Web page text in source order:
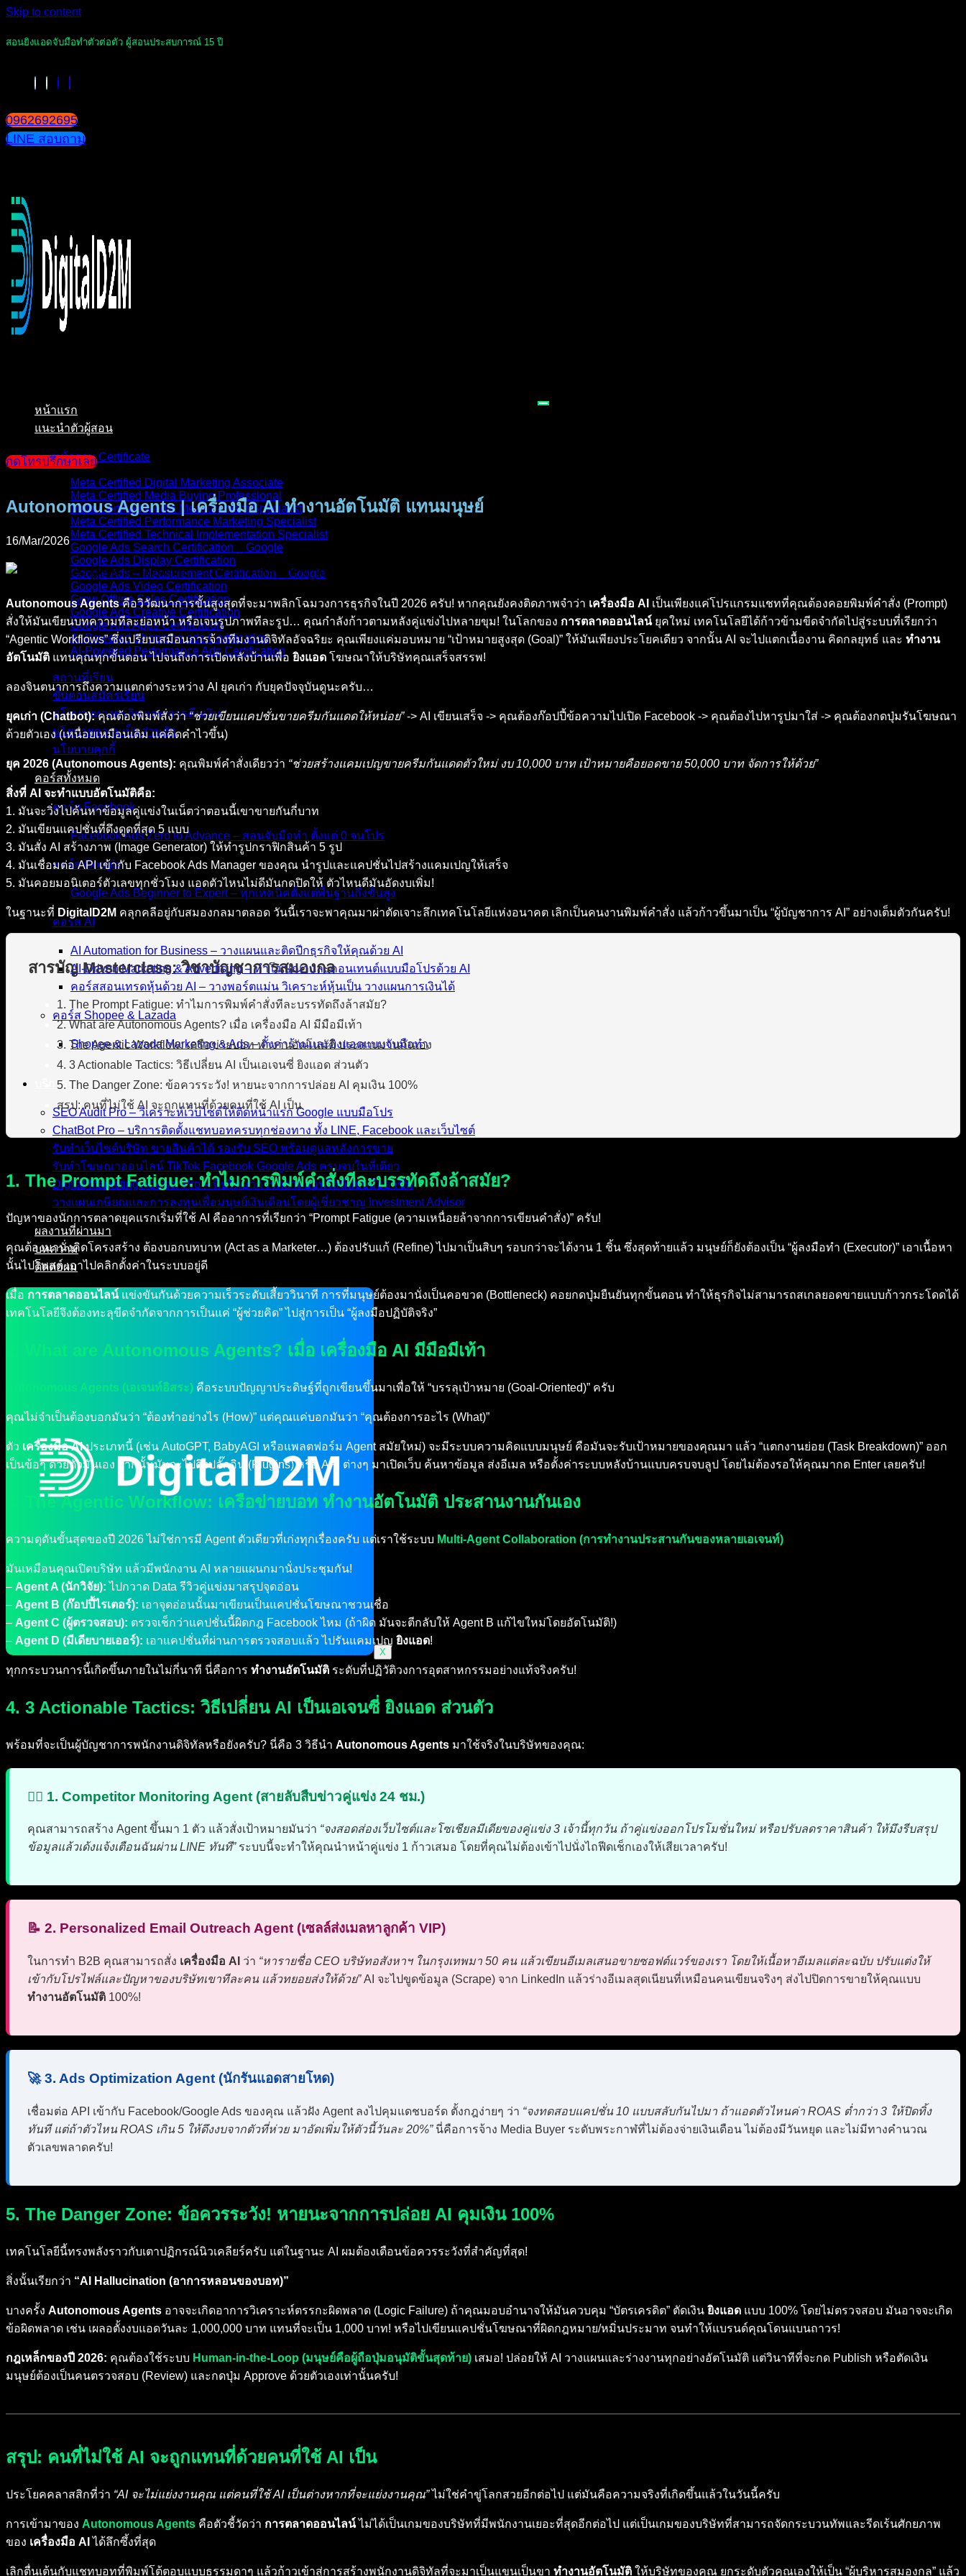
Skip to content
สอนยิงแอดจับมือทำตัวต่อตัว ผู้สอนประสบการณ์ 15 ปี
0962692695
LINE สอบถาม
หน้าแรก
แนะนำตัวผู้สอน
หน้ารวม Certificate
Meta Certified Digital Marketing Associate
Meta Certified Media Buying Professional
Meta Certified Media Measurement Specialist
Meta Certified Performance Marketing Specialist
Meta Certified Technical Implementation Specialist
Google Ads Search Certification _ Google
Google Ads Display Certification
Google Ads – Measurement Certification _ Google
Google Ads Video Certification
Grow Offline Sales Certification
Google Ads Creative Certification
Google Ads Apps Certification
AI-Powered Shopping ads Certification
AI-Powered Performance Ads Certification
สถานที่เรียน
ขั้นตอนสมัครเรียน
นโยบายทางธุรกิจ และ การคืนเงิน
นโยบายความเป็นส่วนตัว
นโยบายคุกกี้
คอร์สทั้งหมด
คอร์ส Facebook
Facebook Ads Zero to Advance – สอนจับมือทำ ตั้งแต่ 0 จนโปร
คอร์ส Google
Google Ads Beginner to Expert – ทุกเทคนิคตั้งแต่พื้นฐานถึงขั้นสูง
คอร์ส AI
AI Automation for Business – วางแผนและติดปีกธุรกิจให้คุณด้วย AI
AI-Driven Marketing & Advertising – ทำโฆษณาและคอนเทนต์แบบมือโปรด้วย AI
คอร์สสอนเทรดหุ้นด้วย AI – วางพอร์ตแม่น วิเคราะห์หุ้นเป็น วางแผนการเงินได้
คอร์ส Shopee & Lazada
Shopee & Lazada Marketing & Ads – ตั้งค่าร้านและยิงแอดแบบจับมือทำ
บริการของเรา
SEO Audit Pro – วิเคราะห์เว็บไซต์ให้ติดหน้าแรก Google แบบมือโปร
ChatBot Pro – บริการติดตั้งแชทบอทครบทุกช่องทาง ทั้ง LINE, Facebook และเว็บไซต์
รับทำเว็บไซต์บริษัท ขายสินค้าได้ รองรับ SEO พร้อมดูแลหลังการขาย
รับทำโฆษณาออนไลน์ TikTok Facebook Google Ads ครบจบในที่เดียว
Digital Marketing Advisor Pro – ที่ปรึกษาการตลาดออนไลน์แบบมืออาชีพ
วางแผนเกษียณและการลงทุนเพื่อมนุษย์เงินเดือนโดยผู้เชี่ยวชาญ Investment Advisor
ผลงานที่ผ่านมา
บทความ
ติดต่อผม
X
กดโทรปรึกษาเลย
Autonomous Agents | เครื่องมือ AI ทำงานอัตโนมัติ แทนมนุษย์
16/Mar/2026
Autonomous Agentsคือวิวัฒนาการขั้นสูงสุดที่จะมาพลิกโฉมวงการธุรกิจในปี 2026 ครับ! หากคุณยังคงติดภาพจำว่า เครื่องมือ AI เป็นเพียงแค่โปรแกรมแชทที่คุณต้องคอยพิมพ์คำสั่ง (Prompt)
สั่งให้มันเขียนบทความทีละย่อหน้า หรือเจนรูปภาพทีละรูป… คุณกำลังก้าวตามหลังคู่แข่งไปหลายขุม! ในโลกของ การตลาดออนไลน์ยุคใหม่ เทคโนโลยีได้ก้าวข้ามขีดจำกัดไปสู่ระบบที่เรียกว่า
“Agentic Workflows” ซึ่งเปรียบเสมือนการจ้างทีมงานดิจิทัลอัจฉริยะ คุณเพียงแค่มอบหมาย “เป้าหมายสูงสุด (Goal)” ให้มันเพียงประโยคเดียว จากนั้น AI จะไปแตกเนื้องาน คิดกลยุทธ์ และ ทำงาน
อัตโนมัติ แทนคุณทุกขั้นตอน ไปจนถึงการเปิดหลังบ้านเพื่อ ยิงแอด โฆษณาให้บริษัทคุณเสร็จสรรพ!
ลองจินตนาการถึงความแตกต่างระหว่าง AI ยุคเก่า กับยุคปัจจุบันดูนะครับ…
ยุคเก่า (Chatbot):คุณต้องพิมพ์สั่งว่า“ช่วยเขียนแคปชั่นขายครีมกันแดดให้หน่อย”-> AI เขียนเสร็จ -> คุณต้องก๊อปปี้ข้อความไปเปิด Facebook -> คุณต้องไปหารูปมาใส่ -> คุณต้องกดปุ่มรันโฆษณา
ด้วยตัวเอง (เหนื่อยเหมือนเดิม แค่คิดคำไวขึ้น)
ยุค 2026 (Autonomous Agents): คุณพิมพ์คำสั่งเดียวว่า “ช่วยสร้างแคมเปญขายครีมกันแดดตัวใหม่ งบ 10,000 บาท เป้าหมายคือยอดขาย 50,000 บาท จัดการให้ด้วย”
สิ่งที่ AI จะทำแบบอัตโนมัติคือ:
1. มันจะวิ่งไปค้นหาข้อมูลคู่แข่งในเน็ตว่าตอนนี้เขาขายกันกี่บาท
2. มันเขียนแคปชั่นที่ดึงดูดที่สุด 5 แบบ
3. มันสั่ง AI สร้างภาพ (Image Generator) ให้ทำรูปกราฟิกสินค้า 5 รูป
4. มันเชื่อมต่อ API เข้ากับ Facebook Ads Manager ของคุณ นำรูปและแคปชั่นไปสร้างแคมเปญให้เสร็จ
5. มันคอยมอนิเตอร์ตัวเลขทุกชั่วโมง แอดตัวไหนไม่ดีมันกดปิดให้ ตัวไหนดีมันอัดงบเพิ่ม!
ในฐานะที่ DigitalD2M คลุกคลีอยู่กับสมองกลมาตลอด วันนี้เราจะพาคุณมาผ่าตัดเจาะลึกเทคโนโลยีแห่งอนาคต เลิกเป็นคนงานพิมพ์คำสั่ง แล้วก้าวขึ้นมาเป็น “ผู้บัญชาการ AI” อย่างเต็มตัวกันครับ!
สารบัญ Masterclass: วิชาบัญชาการสมองกล
1. The Prompt Fatigue: ทำไมการพิมพ์คำสั่งทีละบรรทัดถึงล้าสมัย?
2. What are Autonomous Agents? เมื่อ เครื่องมือ AI มีมือมีเท้า
3. The Agentic Workflow: เครือข่ายบอท ทำงานอัตโนมัติ ประสานงานกันเอง
4. 3 Actionable Tactics: วิธีเปลี่ยน AI เป็นเอเจนซี่ ยิงแอด ส่วนตัว
5. The Danger Zone: ข้อควรระวัง! หายนะจากการปล่อย AI คุมเงิน 100%
สรุป: คนที่ไม่ใช้ AI จะถูกแทนที่ด้วยคนที่ใช้ AI เป็น
1. The Prompt Fatigue: ทำไมการพิมพ์คำสั่งทีละบรรทัดถึงล้าสมัย?
ปัญหาของนักการตลาดยุคแรกเริ่มที่ใช้ AI คืออาการที่เรียกว่า “Prompt Fatigue (ความเหนื่อยล้าจากการเขียนคำสั่ง)” ครับ!
คุณต้องมานั่งคิดโครงสร้าง ต้องบอกบทบาท (Act as a Marketer…) ต้องปรับแก้ (Refine) ไปมาเป็นสิบๆ รอบกว่าจะได้งาน 1 ชิ้น ซึ่งสุดท้ายแล้ว มนุษย์ก็ยังต้องเป็น “ผู้ลงมือทำ (Executor)” เอาเนื้อหา
นั้นไปโพสต์ เอาไปคลิกตั้งค่าในระบบอยู่ดี
เมื่อ การตลาดออนไลน์แข่งขันกันด้วยความเร็วระดับเสี้ยววินาที การที่มนุษย์ต้องมานั่งเป็นคอขวด (Bottleneck) คอยกดปุ่มยืนยันทุกขั้นตอน ทำให้ธุรกิจไม่สามารถสเกลยอดขายแบบก้าวกระโดดได้
เทคโนโลยีจึงต้องทะลุขีดจำกัดจากการเป็นแค่ “ผู้ช่วยคิด” ไปสู่การเป็น “ผู้ลงมือปฏิบัติจริง”
2. What are Autonomous Agents? เมื่อ เครื่องมือ AI มีมือมีเท้า
Autonomous Agents (เอเจนท์อิสระ) คือระบบปัญญาประดิษฐ์ที่ถูกเขียนขึ้นมาเพื่อให้ “บรรลุเป้าหมาย (Goal-Oriented)” ครับ
คุณไม่จำเป็นต้องบอกมันว่า “ต้องทำอย่างไร (How)” แต่คุณแค่บอกมันว่า “คุณต้องการอะไร (What)”
ตัว เครื่องมือ AIประเภทนี้ (เช่น AutoGPT, BabyAGI หรือแพลตฟอร์ม Agent สมัยใหม่) จะมีระบบความคิดแบบมนุษย์ คือมันจะรับเป้าหมายของคุณมา แล้ว “แตกงานย่อย (Task Breakdown)” ออก
เป็นข้อๆ ด้วยตัวมันเอง จากนั้นมันจะไปดึงปลั๊กอิน (Plugins) หรือ API ต่างๆ มาเปิดเว็บ ค้นหาข้อมูล ส่งอีเมล หรือตั้งค่าระบบหลังบ้านแบบครบจบลูป โดยไม่ต้องรอให้คุณมากด Enter เลยครับ!
3. The Agentic Workflow: เครือข่ายบอท ทำงานอัตโนมัติ ประสานงานกันเอง
ความดุดันขั้นสุดของปี 2026 ไม่ใช่การมี Agent ตัวเดียวที่เก่งทุกเรื่องครับ แต่เราใช้ระบบ Multi-Agent Collaboration (การทำงานประสานกันของหลายเอเจนท์)
มันเหมือนคุณเปิดบริษัท แล้วมีพนักงาน AI หลายแผนกมานั่งประชุมกัน!
– Agent A (นักวิจัย): ไปกวาด Data รีวิวคู่แข่งมาสรุปจุดอ่อน
– Agent B (ก๊อปปี้ไรเตอร์): เอาจุดอ่อนนั้นมาเขียนเป็นแคปชั่นโฆษณาชวนเชื่อ
– Agent C (ผู้ตรวจสอบ): ตรวจเช็กว่าแคปชั่นนี้ผิดกฎ Facebook ไหม (ถ้าผิด มันจะตีกลับให้ Agent B แก้ไขใหม่โดยอัตโนมัติ!)
– Agent D (มีเดียบายเออร์): เอาแคปชั่นที่ผ่านการตรวจสอบแล้ว ไปรันแคมเปญ ยิงแอด!
ทุกกระบวนการนี้เกิดขึ้นภายในไม่กี่นาที นี่คือการ ทำงานอัตโนมัติ ระดับที่ปฏิวัติวงการอุตสาหกรรมอย่างแท้จริงครับ!
4. 3 Actionable Tactics: วิธีเปลี่ยน AI เป็นเอเจนซี่ ยิงแอด ส่วนตัว
พร้อมที่จะเป็นผู้บัญชาการพนักงานดิจิทัลหรือยังครับ? นี่คือ 3 วิธีนำ Autonomous Agents มาใช้จริงในบริษัทของคุณ:
🕵️‍♂️ 1. Competitor Monitoring Agent (สายลับสืบข่าวคู่แข่ง 24 ชม.)
คุณสามารถสร้าง Agent ขึ้นมา 1 ตัว แล้วสั่งเป้าหมายมันว่า “จงสอดส่องเว็บไซต์และโซเชียลมีเดียของคู่แข่ง 3 เจ้านี้ทุกวัน ถ้าคู่แข่งออกโปรโมชั่นใหม่ หรือปรับลดราคาสินค้า ให้มึงรีบสรุป
ข้อมูลแล้วเด้งแจ้งเตือนฉันผ่าน LINE ทันที”ระบบนี้จะทำให้คุณนำหน้าคู่แข่ง 1 ก้าวเสมอ โดยที่คุณไม่ต้องเข้าไปนั่งไถฟีดเช็กเองให้เสียเวลาครับ!
📝 2. Personalized Email Outreach Agent (เซลล์ส่งเมลหาลูกค้า VIP)
ในการทำ B2B คุณสามารถสั่ง เครื่องมือ AI ว่า “หารายชื่อ CEO บริษัทอสังหาฯ ในกรุงเทพมา 50 คน แล้วเขียนอีเมลเสนอขายซอฟต์แวร์ของเรา โดยให้เนื้อหาอีเมลแต่ละฉบับ ปรับแต่งให้
เข้ากับโปรไฟล์และปัญหาของบริษัทเขาทีละคน แล้วทยอยส่งให้ด้วย”AI จะไปขูดข้อมูล (Scrape) จาก LinkedIn แล้วร่างอีเมลสุดเนียนที่เหมือนคนเขียนจริงๆ ส่งไปปิดการขายให้คุณแบบ
ทำงานอัตโนมัติ 100%!
🚀 3. Ads Optimization Agent (นักรันแอดสายโหด)
เชื่อมต่อ API เข้ากับ Facebook/Google Ads ของคุณ แล้วฝัง Agent ลงไปคุมแดชบอร์ด ตั้งกฎง่ายๆ ว่า “จงทดสอบแคปชั่น 10 แบบสลับกันไปมา ถ้าแอดตัวไหนค่า ROAS ต่ำกว่า 3 ให้ปิดทิ้ง
ทันที แต่ถ้าตัวไหน ROAS เกิน 5 ให้ดึงงบจากตัวที่ห่วย มาอัดเพิ่มให้ตัวนี้วันละ 20%”นี่คือการจ้าง Media Buyer ระดับพระกาฬที่ไม่ต้องจ่ายเงินเดือน ไม่ต้องมีวันหยุด และไม่มีทางคำนวณ
ตัวเลขพลาดครับ!
5. The Danger Zone: ข้อควรระวัง! หายนะจากการปล่อย AI คุมเงิน 100%
เทคโนโลยีนี้ทรงพลังราวกับเตาปฏิกรณ์นิวเคลียร์ครับ แต่ในฐานะ AI ผมต้องเตือนข้อควรระวังที่สำคัญที่สุด!
สิ่งนั้นเรียกว่า “AI Hallucination (อาการหลอนของบอท)”
บางครั้ง Autonomous Agents อาจจะเกิดอาการวิเคราะห์ตรรกะผิดพลาด (Logic Failure) ถ้าคุณมอบอำนาจให้มันควบคุม “บัตรเครดิต” ตัดเงิน ยิงแอด แบบ 100% โดยไม่ตรวจสอบ มันอาจจะเกิด
ข้อผิดพลาด เช่น เผลอตั้งงบแอดวันละ 1,000,000 บาท แทนที่จะเป็น 1,000 บาท! หรือไปเขียนแคปชั่นโฆษณาที่ผิดกฎหมาย/หมิ่นประมาท จนทำให้แบรนด์คุณโดนแบนถาวร!
กฎเหล็กของปี 2026: คุณต้องใช้ระบบ Human-in-the-Loop (มนุษย์คือผู้ถือปุ่มอนุมัติขั้นสุดท้าย) เสมอ! ปล่อยให้ AI วางแผนและร่างงานทุกอย่างอัตโนมัติ แต่วินาทีที่จะกด Publish หรือตัดเงิน
มนุษย์ต้องเป็นคนตรวจสอบ (Review) และกดปุ่ม Approve ด้วยตัวเองเท่านั้นครับ!
สรุป: คนที่ไม่ใช้ AI จะถูกแทนที่ด้วยคนที่ใช้ AI เป็น
ประโยคคลาสสิกที่ว่า “AI จะไม่แย่งงานคุณ แต่คนที่ใช้ AI เป็นต่างหากที่จะแย่งงานคุณ”ไม่ใช่คำขู่โลกสวยอีกต่อไป แต่มันคือความจริงที่เกิดขึ้นแล้วในวันนี้ครับ
การเข้ามาของ Autonomous Agents คือตัวชี้วัดว่า การตลาดออนไลน์ไม่ได้เป็นเกมของบริษัทที่มีพนักงานเยอะที่สุดอีกต่อไป แต่เป็นเกมของบริษัทที่สามารถจัดกระบวนทัพและรีดเร้นศักยภาพ
ของ เครื่องมือ AI ได้ลึกซึ้งที่สุด
เลิกตื่นเต้นกับแชทบอทที่พิมพ์โต้ตอบแบบธรรมดาๆ แล้วก้าวเข้าสู่การสร้างพนักงานดิจิทัลที่จะมาเป็นแขนเป็นขา ทำงานอัตโนมัติ ให้บริษัทของคุณ ยกระดับตัวคุณเองให้เป็น “ผู้บริหารสมองกล” แล้ว